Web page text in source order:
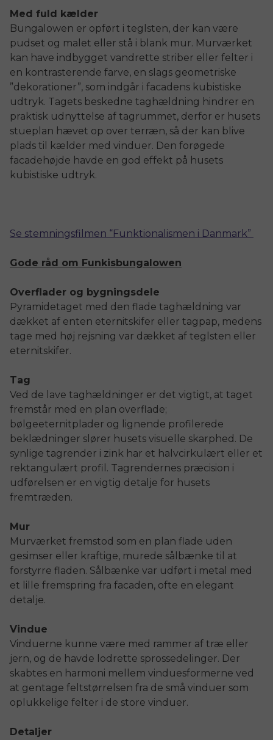
Med fuld kælder
Bungalowen er opført i teglsten, der kan være
pudset og malet eller stå i blank mur. Murværket
kan have indbygget vandrette striber eller felter i
en kontrasterende farve, en slags geometriske
”dekorationer”, som indgår i facadens kubistiske
udtryk. Tagets beskedne taghældning hindrer en
praktisk udnyttelse af tagrummet, derfor er husets
stueplan hævet op over terræn, så der kan blive
plads til kælder med vinduer. Den forøgede
facadehøjde havde en god effekt på husets
kubistiske udtryk.
Se stemningsfilmen “Funktionalismen i Danmark”
Gode råd om Funkisbungalowen
Overflader og bygningsdele
Pyramidetaget med den flade taghældning var
dækket af enten eternitskifer eller tagpap, medens
tage med høj rejsning var dækket af teglsten eller
eternitskifer.
Tag
Ved de lave taghældninger er det vigtigt, at taget
fremstår med en plan overflade;
bølgeeternitplader og lignende profilerede
beklædninger slører husets visuelle skarphed. De
synlige tagrender i zink har et halvcirkulært eller et
rektangulært profil. Tagrendernes præcision i
udførelsen er en vigtig detalje for husets
fremtræden.
Mur
Murværket fremstod som en plan flade uden
gesimser eller kraftige, murede sålbænke til at
forstyrre fladen. Sålbænke var udført i metal med
et lille fremspring fra facaden, ofte en elegant
detalje.
Vindue
Vinduerne kunne være med rammer af træ eller
jern, og de havde lodrette sprossedelinger. Der
skabtes en harmoni mellem vinduesformerne ved
at gentage feltstørrelsen fra de små vinduer som
oplukkelige felter i de store vinduer.
Detaljer